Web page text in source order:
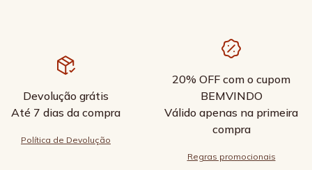
Devolução grátis
Até 7 dias da compra
Política de Devolução
20% OFF com o cupom
BEMVINDO
Válido apenas na primeira
compra
Regras promocionais